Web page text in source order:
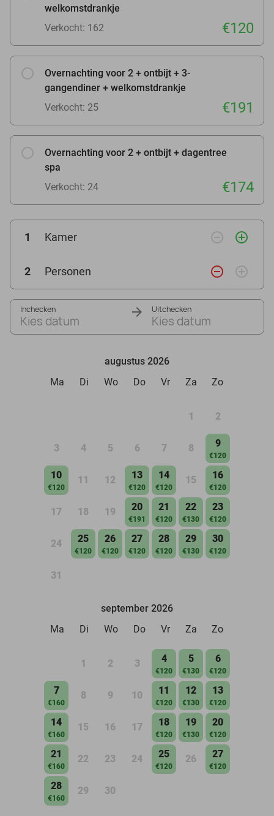
welkomstdrankje
Verkocht: 162
€120
Overnachting voor 2 + ontbijt + 3-
gangendiner + welkomstdrankje
Verkocht: 25
€191
Overnachting voor 2 + ontbijt + dagentree
spa
Verkocht: 24
€174
1 Kamer remove_circle_outline add_circle_outline
2 Personen remove_circle_outline add_circle_outline
Inchecken
Kies datum
Uitchecken
Kies datum
augustus 2026
Ma
Di Wo Do Vr Za Zo
1 2
3 4 5 6 7 8 9
€120
10
€120
11 12 13
€120
14
€120
15 16
€120
17 18 19 20
€191
21
€120
22
€130
23
€120
24 25
€120
26
€120
27
€120
28
€120
29
€130
30
€120
31
september 2026
Ma
Di Wo Do Vr Za Zo
1 2 3 4
€120
5
€130
6
€120
7
€160
8 9 10 11
€120
12
€130
13
€120
14
€160
15 16 17 18
€120
19
€130
20
€120
21
€160
22 23 24 25
€120
26 27
€120
28
€160
29 30